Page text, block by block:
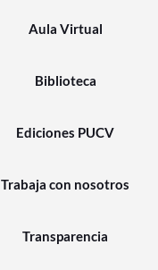
Aula Virtual
Biblioteca
Ediciones PUCV
Trabaja con nosotros
Transparencia